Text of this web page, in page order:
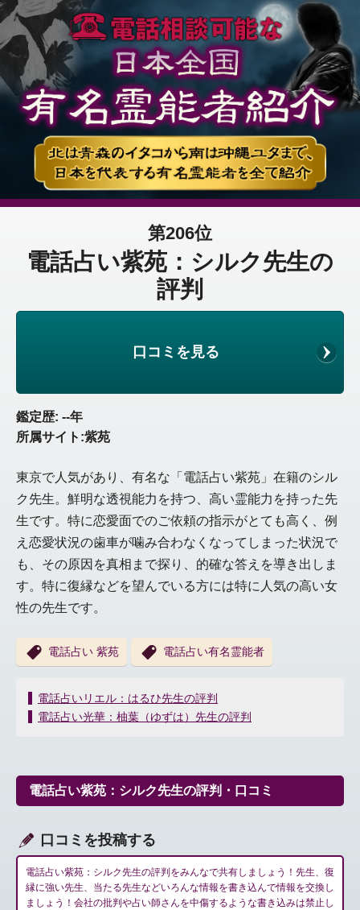
第206位
電話占い紫苑：シルク先生の
評判
口コミを見る
鑑定歴: --年
所属サイト:紫苑
東京で人気があり、有名な「電話占い紫苑」在籍のシル
ク先生。鮮明な透視能力を持つ、高い霊能力を持った先
生です。特に恋愛面でのご依頼の指示がとても高く、例
え恋愛状況の歯車が噛み合わなくなってしまった状況で
も、その原因を真相まで探り、的確な答えを導き出しま
す。特に復縁などを望んでいる方には特に人気の高い女
性の先生です。
電話占い 紫苑 電話占い有名霊能者
投
稿
ー
シ
ン
電話占いリエル：はるひ先生の評判
電話占い光華：柚葉（ゆずは）先生の評判
電話占い紫苑：シルク先生の評判・口コミ
口コミを投稿する
電話占い紫苑：シルク先生の評判をみんなで共有しましょう！先生、復
縁に強い先生、当たる先生などいろんな情報を書き込んで情報を交換し
ましょう！会社の批判や占い師さんを中傷するような書き込みは禁止し